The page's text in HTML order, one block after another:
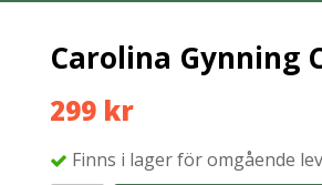
Carolina Gynning
299 kr
Finns i lager för omgående